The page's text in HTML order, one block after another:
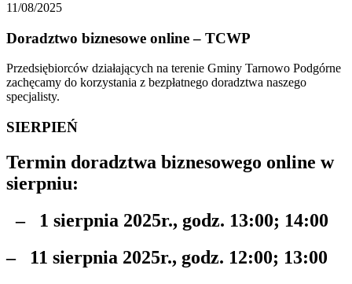
11/08/2025
Doradztwo biznesowe online – TCWP
Przedsiębiorców działających na terenie Gminy Tarnowo Podgórne
zachęcamy do korzystania z bezpłatnego doradztwa naszego
specjalisty.
SIERPIEŃ
Termin doradztwa biznesowego online w
sierpniu:
– 1 sierpnia 2025r., godz. 13:00; 14:00
– 11 sierpnia 2025r., godz. 12:00; 13:00